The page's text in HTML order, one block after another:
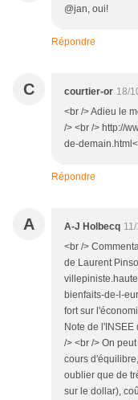
@jan, oui!
Répondre
C courtier-or 18/
<br /> Adieu le
/> <br /> http://
de-
Répondre
A A-J Holbecq
<br />
de Laurent
bienfaits-de-l-
fort sur
Note de
/> <br /> On
cours
oublier que de
sur le dollar),